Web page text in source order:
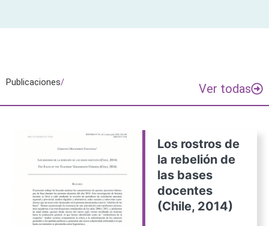
Publicaciones/ Ver todas
Los rostros de
la rebelión de
las bases
docentes
(Chile, 2014)